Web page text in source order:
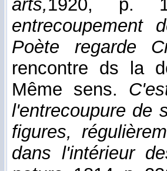
arts,1920, p.
Poète regarde
rencontre ds la
Même sens.
l'entrecoupure de
figures,
dans l'intérieur